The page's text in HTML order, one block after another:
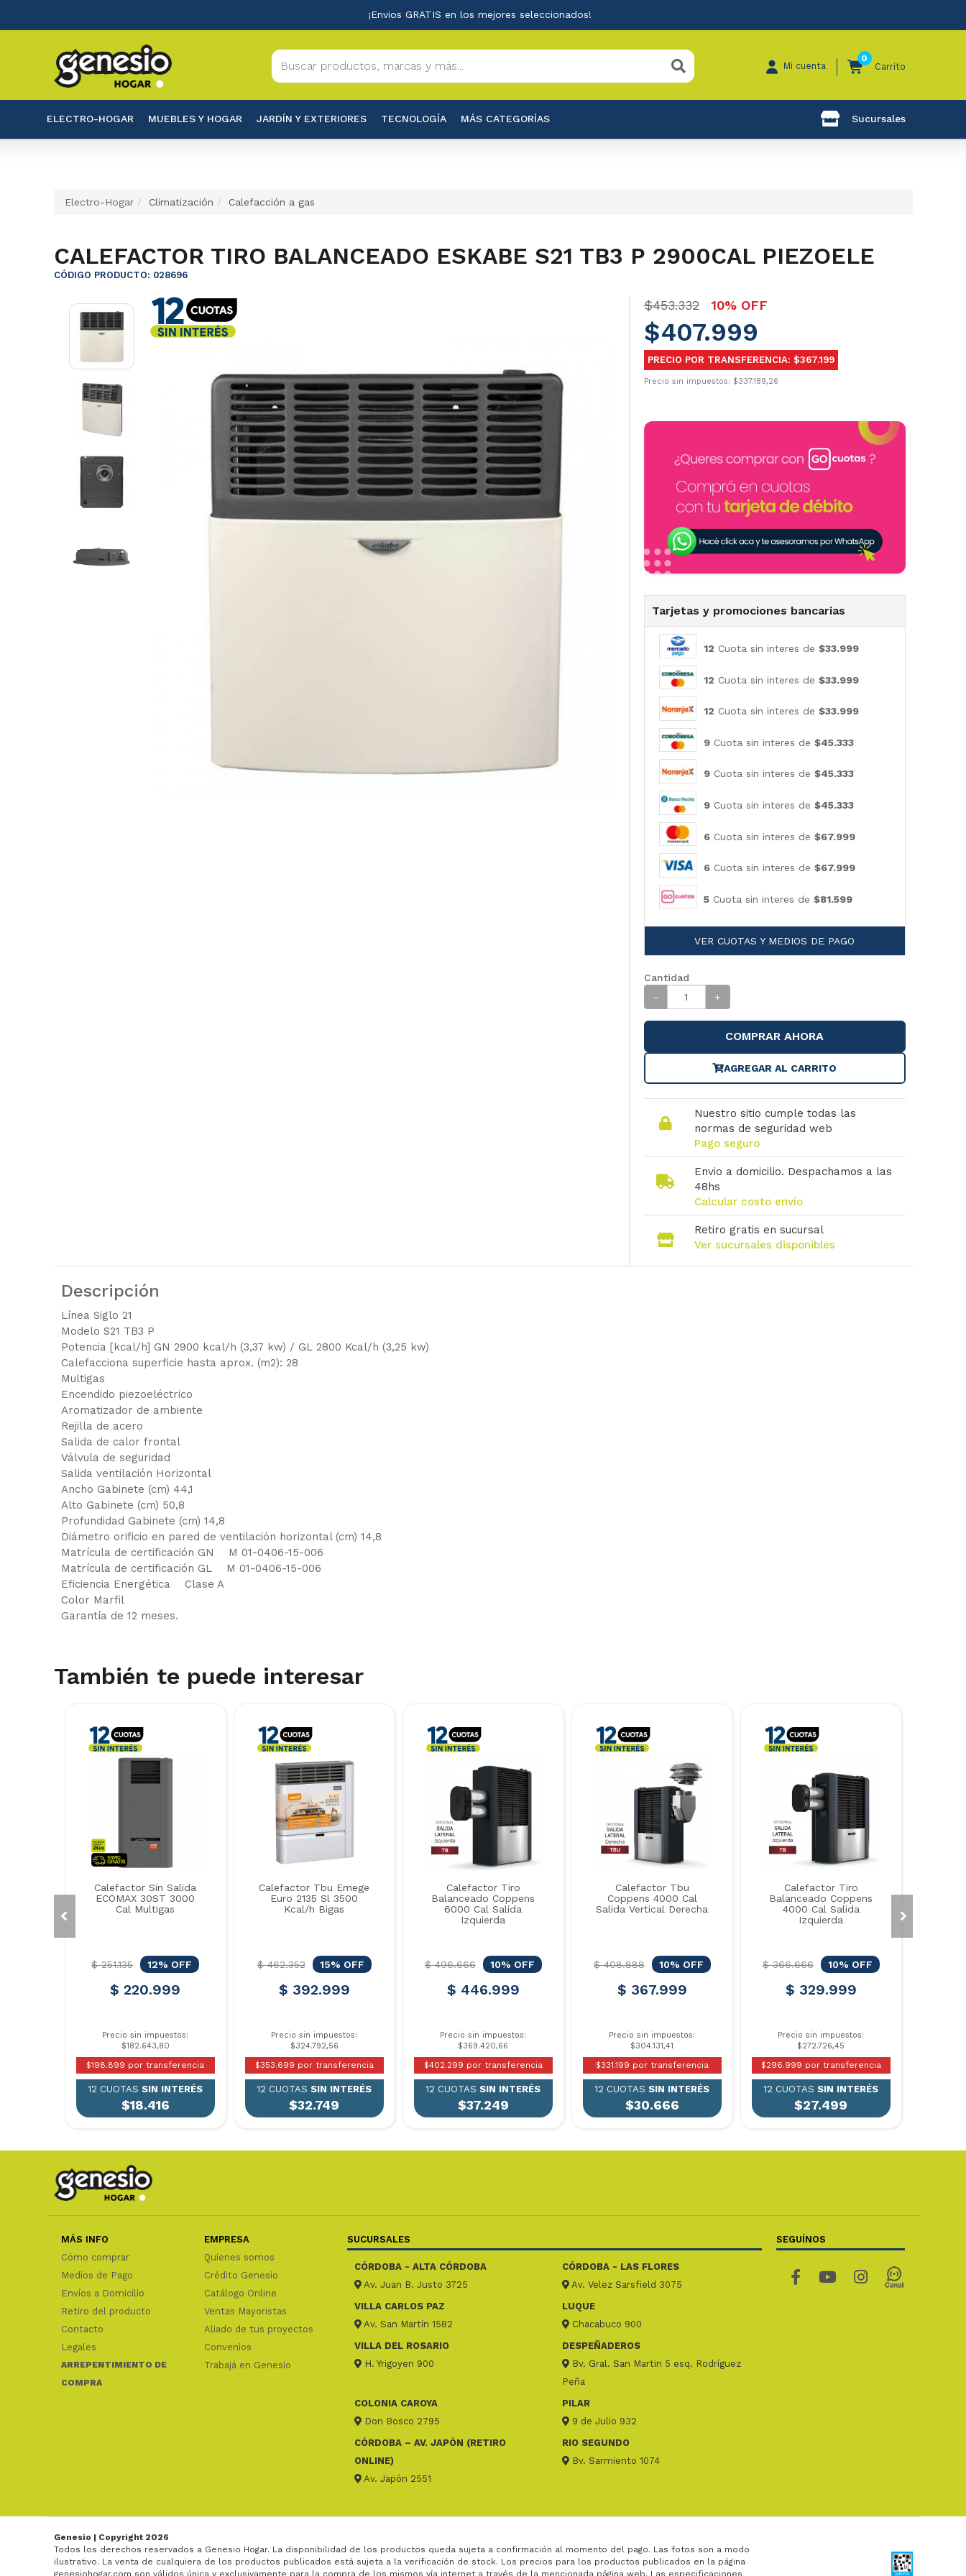
¡Envios GRATIS en los mejores seleccionados!
Mi cuenta
0
Carrito
ELECTRO-HOGAR MUEBLES Y HOGAR JARDÍN Y EXTERIORES TECNOLOGÍA MÁS CATEGORÍAS Sucursales
Electro-Hogar Climatización Calefacción a gas
CALEFACTOR TIRO BALANCEADO ESKABE S21 TB3 P 2900CAL PIEZOELE
CÓDIGO PRODUCTO: 028696
$453.332 10% OFF
$407.999
PRECIO POR TRANSFERENCIA: $367.199
Precio sin impuestos: $337.189,26
Tarjetas y promociones bancarias
12 Cuota sin interes de $33.999
12 Cuota sin interes de $33.999
12 Cuota sin interes de $33.999
9Cuota sin interes de $45.333
9Cuota sin interes de $45.333
9Cuota sin interes de $45.333
6Cuota sin interes de $67.999
6Cuota sin interes de $67.999
5Cuota sin interes de $81.599
VER CUOTAS Y MEDIOS DE PAGO
Cantidad
-
+
COMPRAR AHORA
AGREGAR AL CARRITO
Nuestro sitio cumple todas las
normas de seguridad web
Pago seguro
Envio a domicilio. Despachamos a las
48hs
Calcular costo envío
Retiro gratis en sucursal
Ver sucursales disponibles
Descripción
Línea Siglo 21
Modelo S21 TB3 P
Potencia [kcal/h] GN 2900 kcal/h (3,37 kw) / GL 2800 Kcal/h (3,25 kw)
Calefacciona superficie hasta aprox. (m2): 28
Multigas
Encendido piezoeléctrico
Aromatizador de ambiente
Rejilla de acero
Salida de calor frontal
Válvula de seguridad
Salida ventilación Horizontal
Ancho Gabinete (cm) 44,1
Alto Gabinete (cm) 50,8
Profundidad Gabinete (cm) 14,8
Diámetro orificio en pared de ventilación horizontal (cm) 14,8
Matrícula de certificación GN M 01-0406-15-006
Matrícula de certificación GL M 01-0406-15-006
Eficiencia Energética Clase A
Color Marfil
Garantía de 12 meses.
También te puede interesar
Calefactor Sin Salida
ECOMAX 30ST 3000
Cal Multigas
$ 251.135 12% OFF
$ 220.999
Precio sin impuestos:
$182.643,80
$198.899 por transferencia
12 CUOTAS SIN INTERÉS
$18.416
Calefactor Tbu Emege
Euro 2135 Sl 3500
Kcal/h Bigas
$ 462.352 15% OFF
$ 392.999
Precio sin impuestos:
$324.792,56
$353.699 por transferencia
12 CUOTAS SIN INTERÉS
$32.749
Calefactor Tiro
Balanceado Coppens
6000 Cal Salida
Izquierda
$ 496.666 10% OFF
$ 446.999
Precio sin impuestos:
$369.420,66
$402.299 por transferencia
12 CUOTAS SIN INTERÉS
$37.249
Calefactor Tbu
Coppens 4000 Cal
Salida Vertical Derecha
$ 408.888 10% OFF
$ 367.999
Precio sin impuestos:
$304.131,41
$331.199 por transferencia
12 CUOTAS SIN INTERÉS
$30.666
Calefactor Tiro
Balanceado Coppens
4000 Cal Salida
Izquierda
$ 366.666 10% OFF
$ 329.999
Precio sin impuestos:
$272.726,45
$296.999 por transferencia
12 CUOTAS SIN INTERÉS
$27.499
MÁS INFO
Cómo comprar
Medios de Pago
Envíos a Domicilio
Retiro del producto
Contacto
Legales
ARREPENTIMIENTO DE
COMPRA
EMPRESA
Quienes somos
Crédito Genesio
Catálogo Online
Ventas Mayoristas
Aliado de tus proyectos
Convenios
Trabajá en Genesio
SUCURSALES
CÓRDOBA - ALTA CÓRDOBA
Av. Juan B. Justo 3725
CÓRDOBA - LAS FLORES
Av. Velez Sarsfield 3075
VILLA CARLOS PAZ
Av. San Martín 1582
LUQUE
Chacabuco 900
VILLA DEL ROSARIO
H. Yrigoyen 900
DESPEÑADEROS
Bv. Gral. San Martin 5 esq. Rodríguez
Peña
COLONIA CAROYA
Don Bosco 2795
PILAR
9 de Julio 932
CÓRDOBA – AV. JAPÓN (RETIRO
ONLINE)
Av. Japón 2551
RIO SEGUNDO
Bv. Sarmiento 1074
SEGUÍNOS
Genesio | Copyright 2026
Todos los derechos reservados a Genesio Hogar. La disponibilidad de los productos queda sujeta a confirmación al momento del pago. Las fotos son a modo
ilustrativo. La venta de cualquiera de los productos publicados está sujeta a la verificación de stock. Los precios para los productos publicados en la página